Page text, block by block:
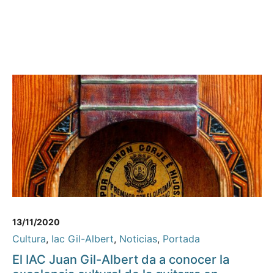
13/11/2020
Cultura, Iac Gil-Albert, Noticias, Portada
El IAC Juan Gil-Albert da a conocer la